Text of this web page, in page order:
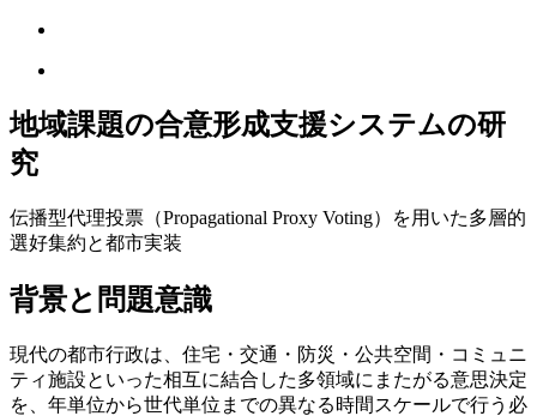
地域課題の合意形成支援システムの研
究
伝播型代理投票（Propagational Proxy Voting）を用いた多層的
選好集約と都市実装
背景と問題意識
現代の都市行政は、住宅・交通・防災・公共空間・コミュニ
ティ施設といった相互に結合した多領域にまたがる意思決定
を、年単位から世代単位までの異なる時間スケールで行う必